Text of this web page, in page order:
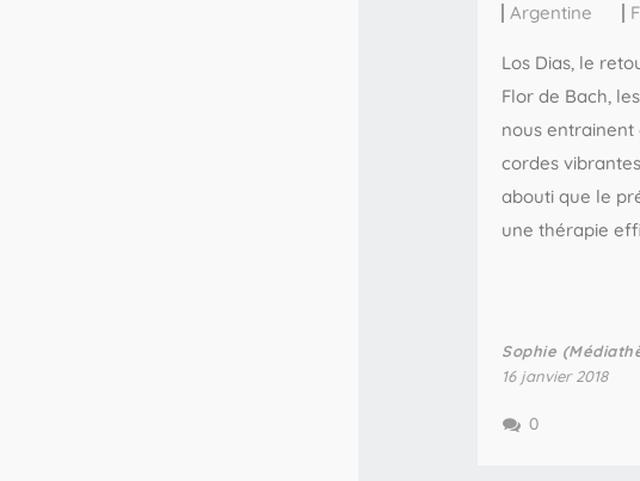
Argentine
Los Dias, le
Flor de Bach,
nous entrainent
cordes
abouti que le
une thérapie
Sophie
16 janvier 2018
0